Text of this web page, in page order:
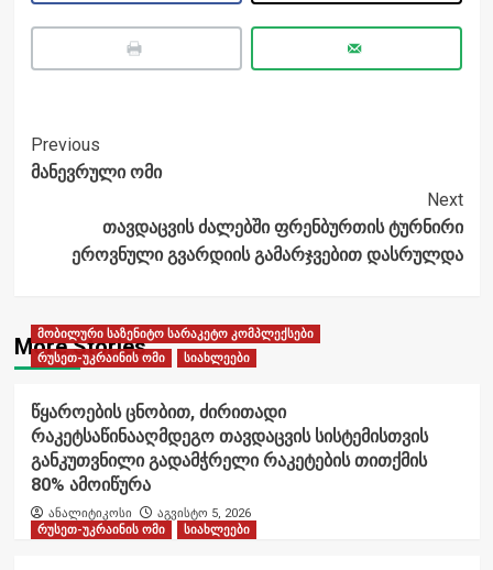
Post
Navigation
Previous
მანევრული ომი
Next
თავდაცვის ძალებში ფრენბურთის ტურნირი
ეროვნული გვარდიის გამარჯვებით დასრულდა
More Stories
მობილური საზენიტო სარაკეტო კომპლექსები
რუსეთ-უკრაინის ომი
სიახლეები
წყაროების ცნობით, ძირითადი
რაკეტსაწინააღმდეგო თავდაცვის სისტემისთვის
განკუთვნილი გადამჭრელი რაკეტების თითქმის
80% ამოიწურა
ანალიტიკოსი
აგვისტო 5, 2026
რუსეთ-უკრაინის ომი
სიახლეები